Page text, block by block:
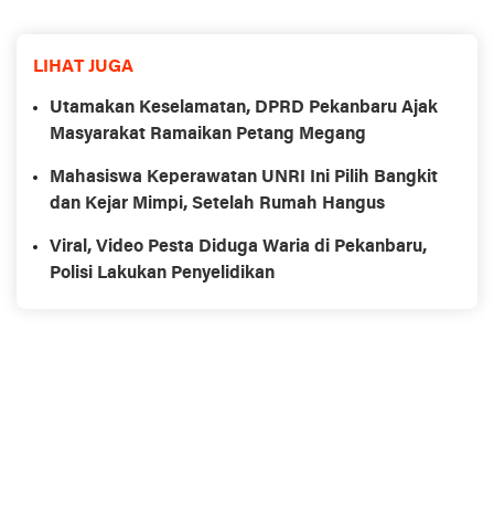
LIHAT JUGA
Utamakan Keselamatan, DPRD Pekanbaru Ajak
Masyarakat Ramaikan Petang Megang
Mahasiswa Keperawatan UNRI Ini Pilih Bangkit
dan Kejar Mimpi, Setelah Rumah Hangus
Viral, Video Pesta Diduga Waria di Pekanbaru,
Polisi Lakukan Penyelidikan